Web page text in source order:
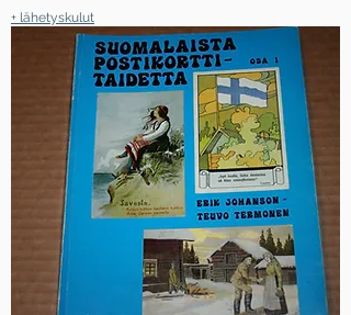
+ lähetyskulut